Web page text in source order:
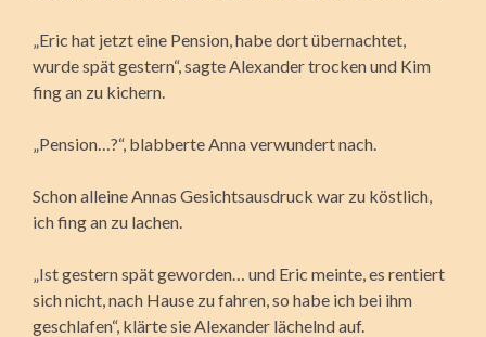
„Eric hat jetzt eine Pension, habe dort übernachtet,
wurde spät gestern“, sagte Alexander trocken und Kim
fing an zu kichern.
„Pension…?“, blabberte Anna verwundert nach.
Schon alleine Annas Gesichtsausdruck war zu köstlich,
ich fing an zu lachen.
„Ist gestern spät geworden… und Eric meinte, es rentiert
sich nicht, nach Hause zu fahren, so habe ich bei ihm
geschlafen“, klärte sie Alexander lächelnd auf.